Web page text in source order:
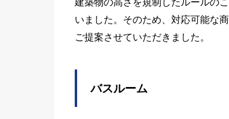
建築物の高さを規制したルールの
いました。そのため、対応可能な
ご提案させていただきました。
バスルーム